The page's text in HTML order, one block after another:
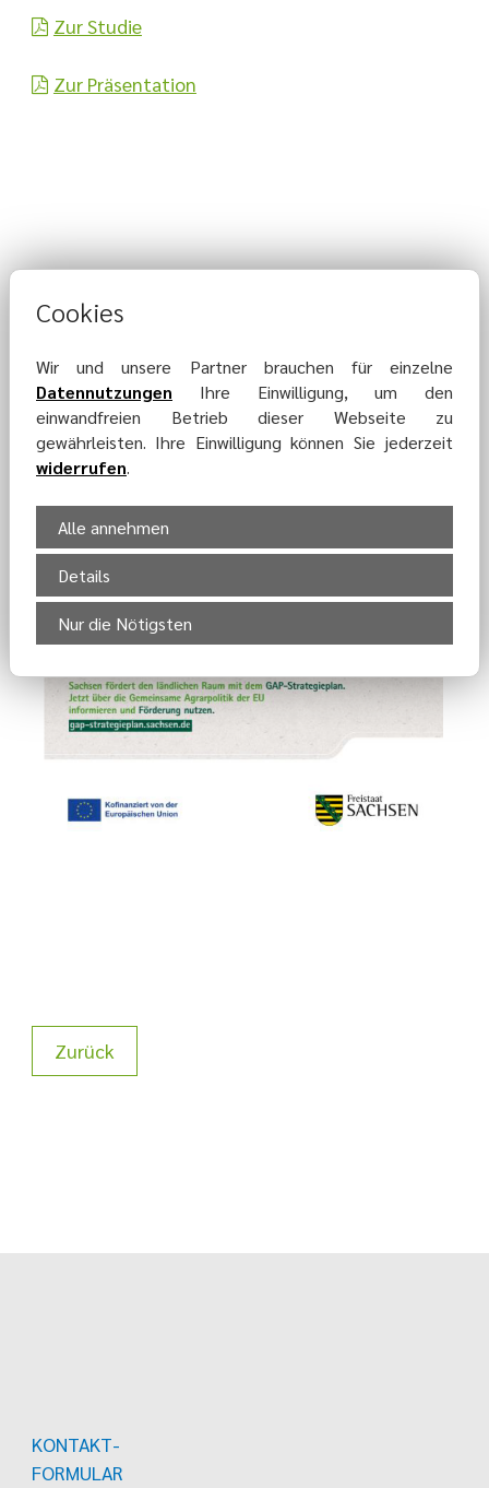
Zur Studie
Zur Präsentation
Zurück
KONTAKT-
FORMULAR
Cookies
Wir und unsere Partner brauchen für einzelne
Datennutzungen Ihre Einwilligung, um den
einwandfreien Betrieb dieser Webseite zu
gewährleisten. Ihre Einwilligung können Sie jederzeit
widerrufen.
Alle annehmen
Details
Nur die Nötigsten